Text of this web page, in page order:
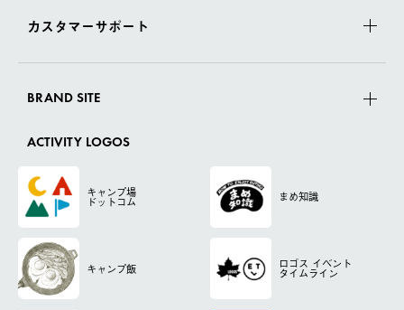
カスタマーサポート
BRAND SITE
ACTIVITY LOGOS
キャンプ場
ドットコム まめ知識
キャンプ飯 ロゴス イベント
タイムライン